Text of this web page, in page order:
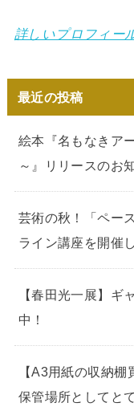
詳しいプロフィー
最近の投稿
絵本『名もなきア
～』リリースのお
芸術の秋！「ペー
ライン講座を開催
【春田光一展】ギ
中！
【A3用紙の収納
保管場所としてと